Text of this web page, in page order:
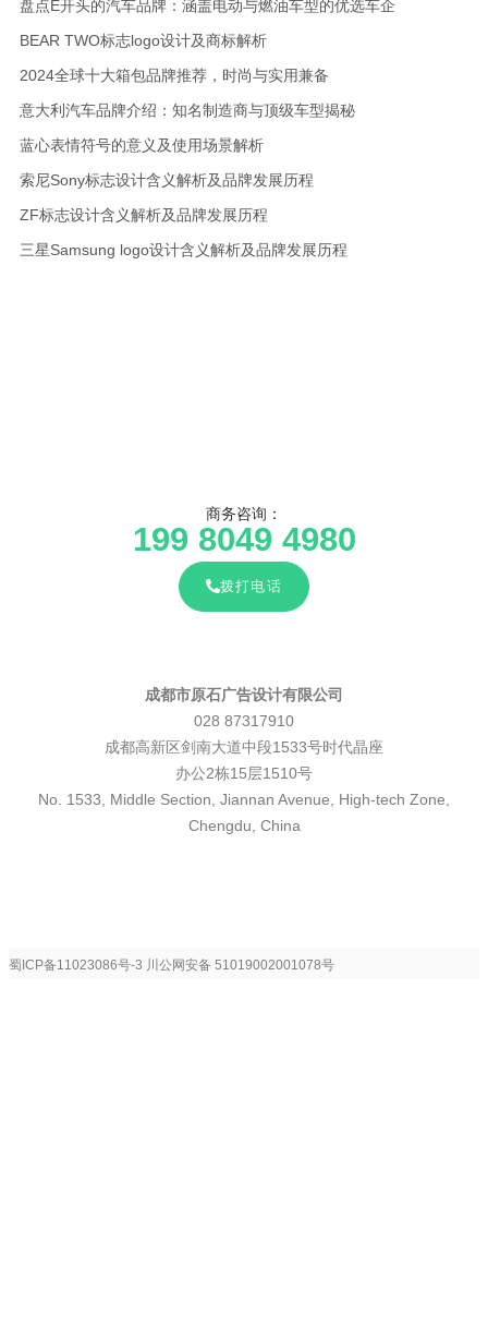
盘点E开头的汽车品牌：涵盖电动与燃油车型的优选车企
BEAR TWO标志logo设计及商标解析
2024全球十大箱包品牌推荐，时尚与实用兼备
意大利汽车品牌介绍：知名制造商与顶级车型揭秘
蓝心表情符号的意义及使用场景解析
索尼Sony标志设计含义解析及品牌发展历程
ZF标志设计含义解析及品牌发展历程
三星Samsung logo设计含义解析及品牌发展历程
商务咨询：
199 8049 4980
拨打电话
成都市原石广告设计有限公司
028 87317910
成都高新区剑南大道中段1533号时代晶座
办公2栋15层1510号
No. 1533, Middle Section, Jiannan Avenue, High-tech Zone,
Chengdu, China
蜀ICP备11023086号-3 川公网安备 51019002001078号